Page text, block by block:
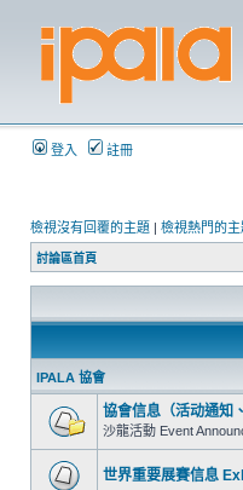
登入 註冊
檢視沒有回覆的主題 | 檢視熱門的主
討論區首頁
IPALA 協會
協會信息（活动通知
沙龍活動 Event
世界重要展賽信息